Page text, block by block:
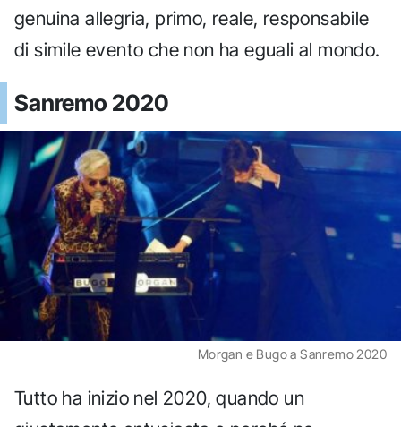
genuina allegria, primo, reale, responsabile
di simile evento che non ha eguali al mondo.
Sanremo 2020
Morgan e Bugo a Sanremo 2020
Tutto ha inizio nel 2020, quando un